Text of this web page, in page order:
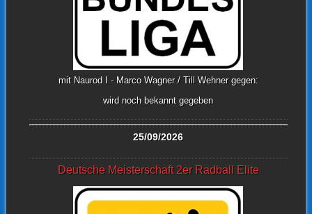
mit Naurod I - Marco Wagner / Till Wehner gegen:
wird noch bekannt gegeben
25/09/2026
Deutsche Meisterschaft 2er Radball Elite